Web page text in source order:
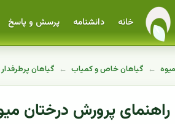
خانه دانشنامه پرسش و پاسخ
← گیاهان خاص و کمیاب ← گیاهان پرطرفدار
پرورش درختان